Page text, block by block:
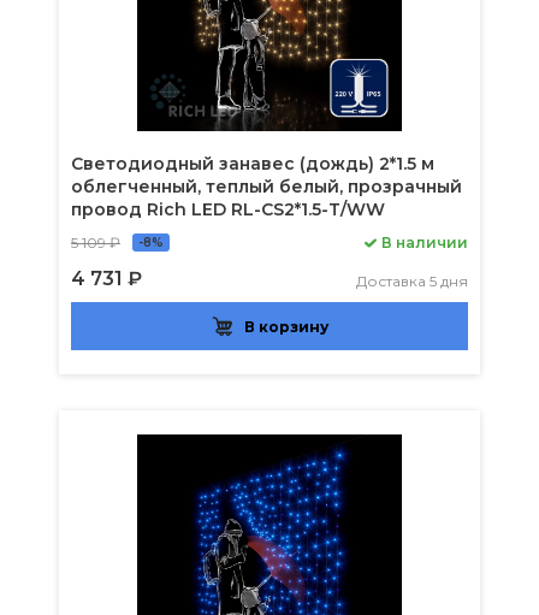
Светодиодный занавес (дождь) 2*1.5 м
облегченный, теплый белый, прозрачный
провод Rich LED RL-CS2*1.5-T/WW
5 109 ₽ -8%
4 731 ₽
В наличии
Доставка 5 дня
В корзину